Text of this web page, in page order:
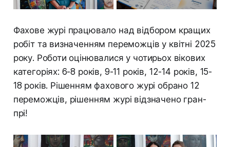
Фахове журі працювало над відбором кращих
робіт та визначенням переможців у квітні 2025
року. Роботи оцінювалися у чотирьох вікових
категоріях: 6-8 років, 9-11 років, 12-14 років, 15-
18 років. Рішенням фахового журі обрано 12
переможців, рішенням журі відзначено гран-
прі!